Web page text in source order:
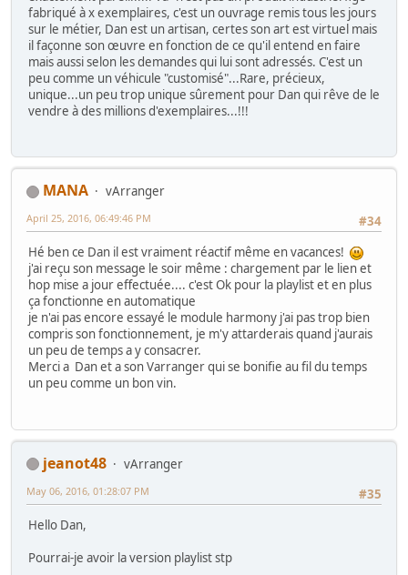
fabriqué à x exemplaires, c'est un ouvrage remis tous les jours
sur le métier, Dan est un artisan, certes son art est virtuel mais
il façonne son œuvre en fonction de ce qu'il entend en faire
mais aussi selon les demandes qui lui sont adressés. C'est un
peu comme un véhicule "customisé"...Rare, précieux,
unique...un peu trop unique sûrement pour Dan qui rêve de le
vendre à des millions d'exemplaires...!!!
MANA
vArranger
#34
April 25, 2016, 06:49:46 PM
Hé ben ce Dan il est vraiment réactif même en vacances!
j'ai reçu son message le soir même : chargement par le lien et
hop mise a jour effectuée.... c'est Ok pour la playlist et en plus
ça fonctionne en automatique
je n'ai pas encore essayé le module harmony j'ai pas trop bien
compris son fonctionnement, je m'y attarderais quand j'aurais
un peu de temps a y consacrer.
Merci a Dan et a son Varranger qui se bonifie au fil du temps
un peu comme un bon vin.
jeanot48
vArranger
#35
May 06, 2016, 01:28:07 PM
Hello Dan,
Pourrai-je avoir la version playlist stp